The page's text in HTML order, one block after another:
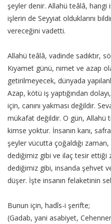
şeyler denir. Allahü teâlâ, hangi
işlerin de Seyyiat olduklarını
vereceğini vadetti.
Allahü teâlâ, vadinde sadıktır,
Kıyamet günü, nimet ve azap
getirilmeyecek, dünyada
Azap, kötü iş yaptığından
için, canını yakması değildir.
mükafat değildir. O gün, Allahü
kimse yoktur. İnsanın kanı,
şeyler vücutta çoğaldığı
dediğimiz gibi ve ilaç tesir ettiği
dediğimiz gibi, insanda şehvet
düşer. İşte insanın felaketinin
Bunun için, hadîs-i şerifte;
(Gadab, yani asabiyet,